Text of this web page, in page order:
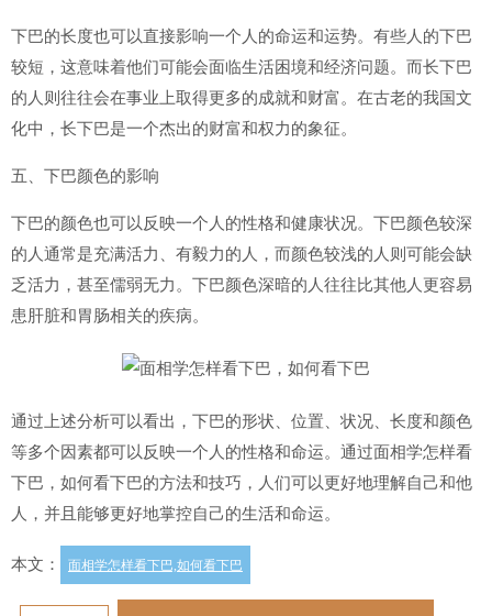
下巴的长度也可以直接影响一个人的命运和运势。有些人的下巴
较短，这意味着他们可能会面临生活困境和经济问题。而长下巴
的人则往往会在事业上取得更多的成就和财富。在古老的我国文
化中，长下巴是一个杰出的财富和权力的象征。
五、下巴颜色的影响
下巴的颜色也可以反映一个人的性格和健康状况。下巴颜色较深
的人通常是充满活力、有毅力的人，而颜色较浅的人则可能会缺
乏活力，甚至儒弱无力。下巴颜色深暗的人往往比其他人更容易
患肝脏和胃肠相关的疾病。
通过上述分析可以看出，下巴的形状、位置、状况、长度和颜色
等多个因素都可以反映一个人的性格和命运。通过面相学怎样看
下巴，如何看下巴的方法和技巧，人们可以更好地理解自己和他
人，并且能够更好地掌控自己的生活和命运。
本文： 面相学怎样看下巴,如何看下巴